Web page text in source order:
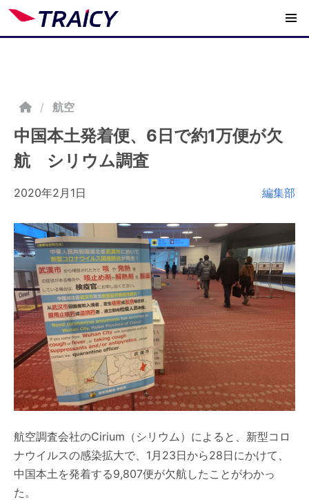
/ 航空
中国本土発着便、6日で約1万便が欠
航 シリウム調査
2020年2月1日 編集部
航空調査会社のCirium（シリウム）によると、新型コロ
ナウイルスの感染拡大で、1月23日から28日にかけて、
中国本土を発着する9,807便が欠航したことがわかっ
た。